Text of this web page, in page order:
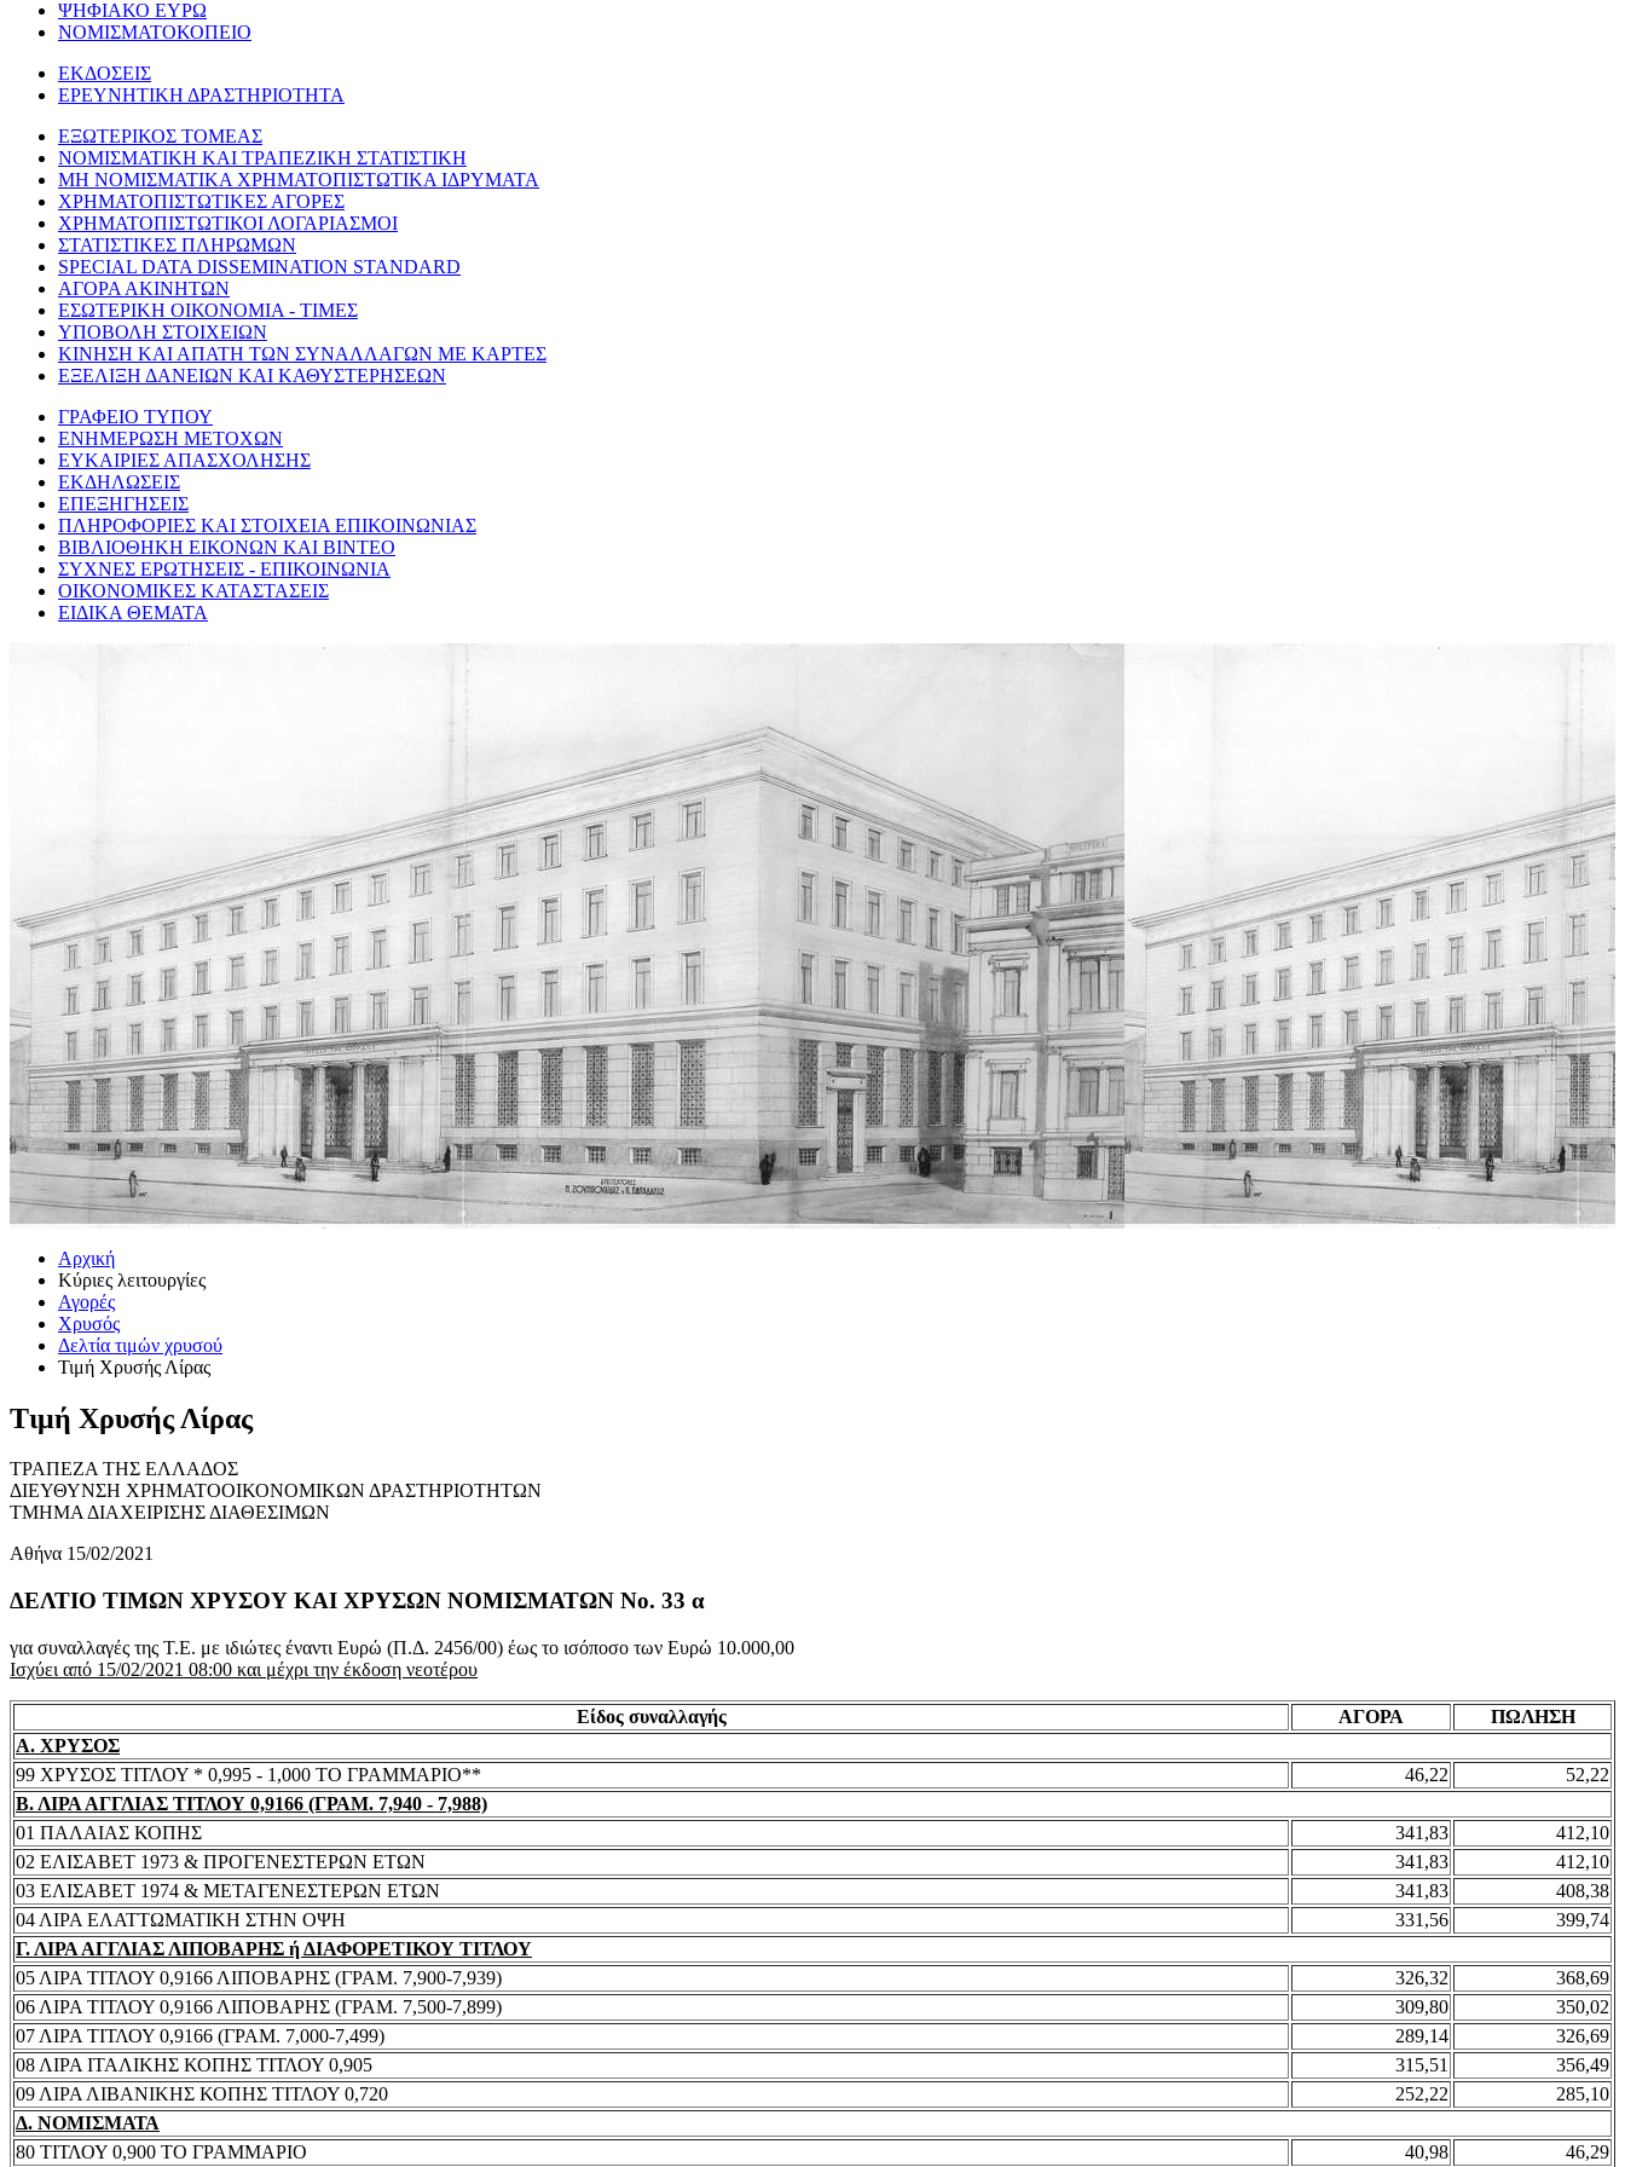
ΨΗΦΙΑΚΟ ΕΥΡΩ
ΝΟΜΙΣΜΑΤΟΚΟΠΕΙΟ
ΕΚΔΟΣΕΙΣ
ΕΡΕΥΝΗΤΙΚΗ ΔΡΑΣΤΗΡΙΟΤΗΤΑ
ΕΞΩΤΕΡΙΚΟΣ ΤΟΜΕΑΣ
ΝΟΜΙΣΜΑΤΙΚΗ ΚΑΙ ΤΡΑΠΕΖΙΚΗ ΣΤΑΤΙΣΤΙΚΗ
ΜΗ ΝΟΜΙΣΜΑΤΙΚΑ ΧΡΗΜΑΤΟΠΙΣΤΩΤΙΚΑ ΙΔΡΥΜΑΤΑ
ΧΡΗΜΑΤΟΠΙΣΤΩΤΙΚΕΣ ΑΓΟΡΕΣ
ΧΡΗΜΑΤΟΠΙΣΤΩΤΙΚΟΙ ΛΟΓΑΡΙΑΣΜΟΙ
ΣΤΑΤΙΣΤΙΚΕΣ ΠΛΗΡΩΜΩΝ
SPECIAL DATA DISSEMINATION STANDARD
ΑΓΟΡΑ ΑΚΙΝΗΤΩΝ
ΕΣΩΤΕΡΙΚΗ ΟΙΚΟΝΟΜΙΑ - ΤΙΜΕΣ
ΥΠΟΒΟΛΗ ΣΤΟΙΧΕΙΩΝ
ΚΙΝΗΣΗ ΚΑΙ ΑΠΑΤΗ ΤΩΝ ΣΥΝΑΛΛΑΓΩΝ ΜΕ ΚΑΡΤΕΣ
ΕΞΕΛΙΞΗ ΔΑΝΕΙΩΝ ΚΑΙ ΚΑΘΥΣΤΕΡΗΣΕΩΝ
ΓΡΑΦΕΙΟ ΤΥΠΟΥ
ΕΝΗΜΕΡΩΣΗ ΜΕΤΟΧΩΝ
ΕΥΚΑΙΡΙΕΣ ΑΠΑΣΧΟΛΗΣΗΣ
ΕΚΔΗΛΩΣΕΙΣ
ΕΠΕΞΗΓΗΣΕΙΣ
ΠΛΗΡΟΦΟΡΙΕΣ ΚΑΙ ΣΤΟΙΧΕΙΑ ΕΠΙΚΟΙΝΩΝΙΑΣ
ΒΙΒΛΙΟΘΗΚΗ ΕΙΚΟΝΩΝ ΚΑΙ ΒΙΝΤΕΟ
ΣΥΧΝΕΣ ΕΡΩΤΗΣΕΙΣ - ΕΠΙΚΟΙΝΩΝΙΑ
ΟΙΚΟΝΟΜΙΚΕΣ ΚΑΤΑΣΤΑΣΕΙΣ
ΕΙΔΙΚΑ ΘΕΜΑΤΑ
Αρχική
Κύριες λειτουργίες
Αγορές
Χρυσός
Δελτία τιμών χρυσού
Τιμή Χρυσής Λίρας
Τιμή Χρυσής Λίρας
ΤΡΑΠΕΖΑ ΤΗΣ ΕΛΛΑΔΟΣ
ΔΙΕΥΘΥΝΣΗ ΧΡΗΜΑΤΟΟΙΚΟΝΟΜΙΚΩΝ ΔΡΑΣΤΗΡΙΟΤΗΤΩΝ
ΤΜΗΜΑ ΔΙΑΧΕΙΡΙΣΗΣ ΔΙΑΘΕΣΙΜΩΝ
Αθήνα 15/02/2021
ΔΕΛΤΙΟ ΤΙΜΩΝ ΧΡΥΣΟΥ ΚΑΙ ΧΡΥΣΩΝ ΝΟΜΙΣΜΑΤΩΝ No. 33 α
για συναλλαγές της Τ.Ε. με ιδιώτες έναντι Ευρώ (Π.Δ. 2456/00) έως το ισόποσο των Ευρώ 10.000,00
Ισχύει από 15/02/2021 08:00 και μέχρι την έκδοση νεοτέρου
Είδος συναλλαγής ΑΓΟΡΑ
ΠΩΛΗΣΗ
Α. ΧΡΥΣΟΣ
99 ΧΡΥΣΟΣ ΤΙΤΛΟΥ * 0,995 - 1,000 ΤΟ ΓΡΑΜΜΑΡΙΟ**
46,22
52,22
Β. ΛΙΡΑ ΑΓΓΛΙΑΣ ΤΙΤΛΟΥ 0,9166 (ΓΡΑΜ. 7,940 - 7,988)
01 ΠΑΛΑΙΑΣ ΚΟΠΗΣ
341,83
412,10
02 ΕΛΙΣΑΒΕΤ 1973 & ΠΡΟΓΕΝΕΣΤΕΡΩΝ ΕΤΩΝ
341,83
412,10
03 ΕΛΙΣΑΒΕΤ 1974 & ΜΕΤΑΓΕΝΕΣΤΕΡΩΝ ΕΤΩΝ
341,83
408,38
04 ΛΙΡΑ ΕΛΑΤΤΩΜΑΤΙΚΗ ΣΤΗΝ ΟΨΗ
331,56
399,74
Γ. ΛΙΡΑ ΑΓΓΛΙΑΣ ΛΙΠΟΒΑΡΗΣ ή ΔΙΑΦΟΡΕΤΙΚΟΥ ΤΙΤΛΟΥ
05 ΛΙΡΑ ΤΙΤΛΟΥ 0,9166 ΛΙΠΟΒΑΡΗΣ (ΓΡΑΜ. 7,900-7,939)
326,32
368,69
06 ΛΙΡΑ ΤΙΤΛΟΥ 0,9166 ΛΙΠΟΒΑΡΗΣ (ΓΡΑΜ. 7,500-7,899)
309,80
350,02
07 ΛΙΡΑ ΤΙΤΛΟΥ 0,9166 (ΓΡΑΜ. 7,000-7,499)
289,14
326,69
08 ΛΙΡΑ ΙΤΑΛΙΚΗΣ ΚΟΠΗΣ ΤΙΤΛΟΥ 0,905
315,51
356,49
09 ΛΙΡΑ ΛΙΒΑΝΙΚΗΣ ΚΟΠΗΣ ΤΙΤΛΟΥ 0,720
252,22
285,10
Δ. ΝΟΜΙΣΜΑΤΑ
80 ΤΙΤΛΟΥ 0,900 ΤΟ ΓΡΑΜΜΑΡΙΟ
40,98 46,29